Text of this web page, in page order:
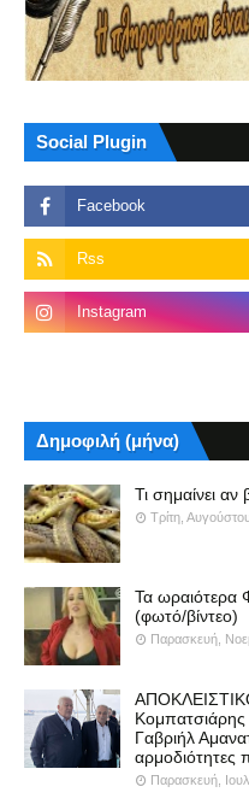
Social Plugin
Δημοφιλή (μήνα)
Τι σημαίνει
Τρίτη,
Τα ωραιότερα
(φωτό/βίντεο)
Παρασκευή,
Κομπατσιάρης
Γαβριήλ
αρμοδιότητες
Παρασκευή,